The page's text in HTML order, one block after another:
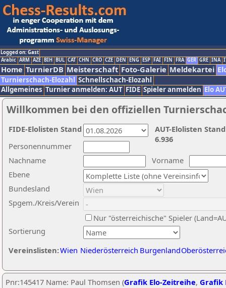
Logged on: Gast
Arabic ARM AZE BIH BUL CAT CHN CRO CZE DEN ENG ESP FAI FIN FRA GER GRE INA
Home TurnierDB Meisterschaft Foto-Galerie Meldekartei
Turnierschach-Elozahl Schnellschach-Elozahl
Allgemeines Turnier anmelden: AUT FIDE Spieler anmelden Elo
Willkommen bei den offiziellen
Nachname
Vorname
Ebene
Sortierung
Personennummer
Bundesland
Spgem./Kreis/Verein
Nur "österreichische" Spieler
Vereinslisten:Wien Niederösterreich Burgenland
AUT-Elolisten
6.936
FIDE-Elolisten Stand
Pnr:145417 Name: Paul Thomsen (Grafik Elo-Zeitreihe, Grafik